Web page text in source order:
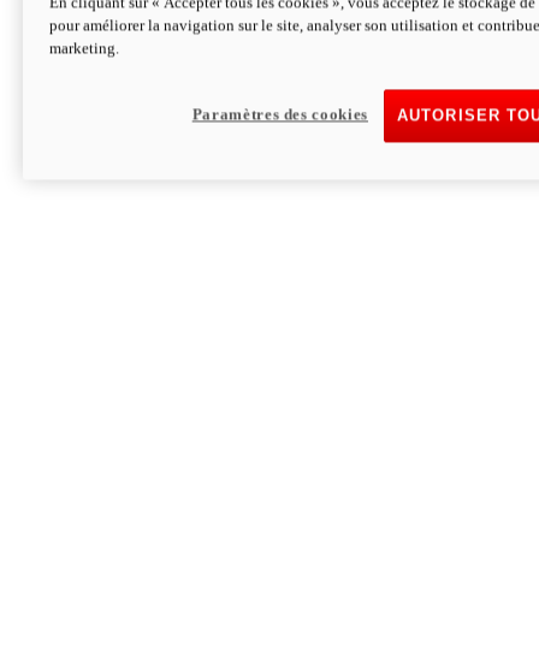
Hypermotard V2 SP 100
Découvrez-le
pour améliorer la navigation sur le site, analyser son utilisation et
marketing.
AUTORISER
Paramètres des cookies